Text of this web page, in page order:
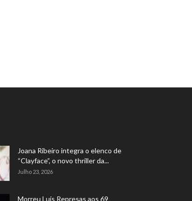
Joana Ribeiro integra o elenco de
“Clayface”, o novo thriller da...
Julho 23, 2026
Morreu Luís Represas aos 69